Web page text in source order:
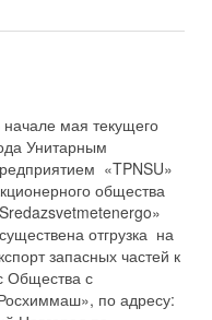
начале мая текущего
Унитарным
«TPNSU»
общества
отгрузка на
запасных частей к
Общества с
по адресу: